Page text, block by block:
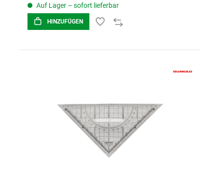
Auf Lager – sofort lieferbar
HINZUFÜGEN